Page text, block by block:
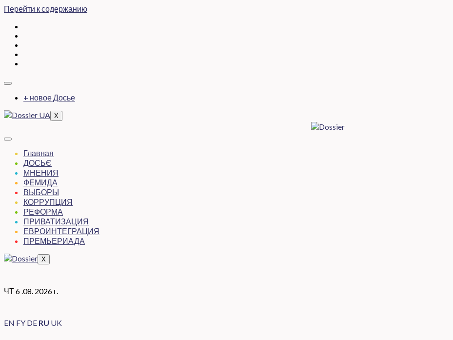
Перейти к содержанию
+ новое Досье
X
Главная
ДОСЬЄ
МНЕНИЯ
ФЕМИДА
ВЫБОРЫ
КОРРУПЦИЯ
РЕФОРМА
ПРИВАТИЗАЦИЯ
ЕВРОИНТЕГРАЦИЯ
ПРЕМЬЕРИАДА
X
ЧТ 6 .08. 2026 г.
EN FY DE RU UK